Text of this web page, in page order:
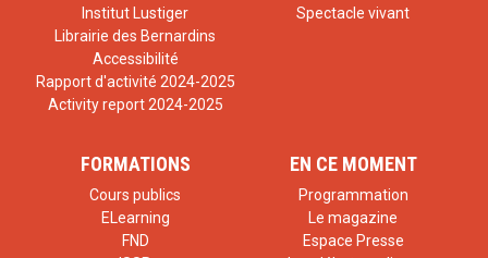
Institut Lustiger
Librairie des Bernardins
Accessibilité
Rapport d'activité 2024-2025
Activity report 2024-2025
Spectacle vivant
FORMATIONS
Cours publics
ELearning
FND
EN CE MOMENT
Programmation
Le magazine
Espace Presse